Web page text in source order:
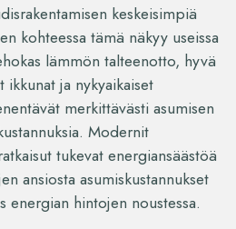
keskeisimpiä
kohteessa tämä näkyy useissa
lämmön talteenotto, hyvä
ja nykyaikaiset
merkittävästi asumisen
Modernit
tukevat energiansäästöä
ansiosta asumiskustannukset
energian hintojen noustessa.